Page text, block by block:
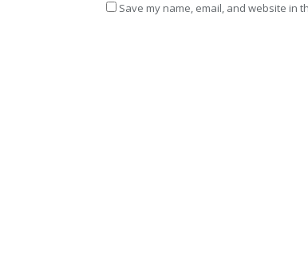
Save my name, email, and website in